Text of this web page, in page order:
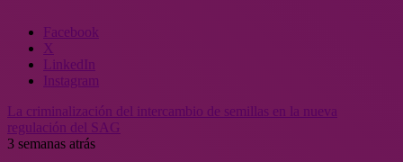
Facebook
X
LinkedIn
Instagram
La criminalización del intercambio de semillas en la nueva
regulación del SAG
3 semanas atrás